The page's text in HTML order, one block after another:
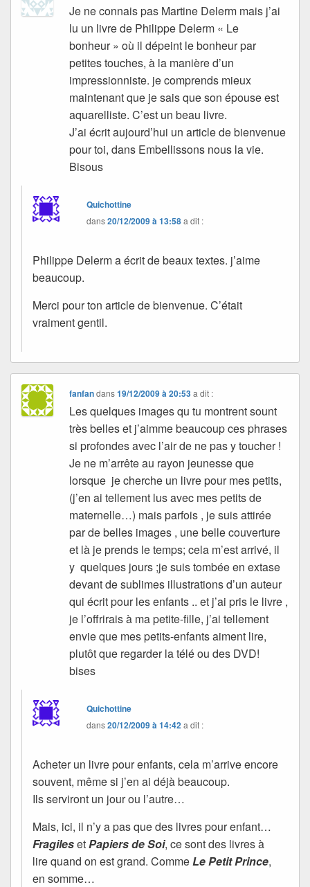
Je ne connais pas Martine Delerm mais j’ai
lu un livre de Philippe Delerm « Le
bonheur » où il dépeint le bonheur par
petites touches, à la manière d’un
impressionniste. je comprends mieux
maintenant que je sais que son épouse est
aquarelliste. C’est un beau livre.
J’ai écrit aujourd’hui un article de bienvenue
pour toi, dans Embellissons nous la vie.
Bisous
Quichottine
dans20/12/2009 à 13:58a dit :
Philippe Delerm a écrit de beaux textes. j’aime
beaucoup.
Merci pour ton article de bienvenue. C’était
vraiment gentil.
fanfandans19/12/2009 à 20:53 a dit :
Les quelques images qu tu montrent sount
très belles et j’aimme beaucoup ces phrases
si profondes avec l’air de ne pas y toucher !
Je ne m’arrête au rayon jeunesse que
lorsque je cherche un livre pour mes petits,
(j’en ai tellement lus avec mes petits de
maternelle…) mais parfois , je suis attirée
par de belles images , une belle couverture
et là je prends le temps; cela m’est arrivé, il
y quelques jours ;je suis tombée en extase
devant de sublimes illustrations d’un auteur
qui écrit pour les enfants .. et j’ai pris le livre ,
je l’offrirais à ma petite-fille, j’ai tellement
envie que mes petits-enfants aiment lire,
plutôt que regarder la télé ou des DVD!
bises
Quichottine
dans20/12/2009 à 14:42a dit :
Acheter un livre pour enfants, cela m’arrive encore
souvent, même si j’en ai déjà beaucoup.
Ils serviront un jour ou l’autre…
Mais, ici, il n’y a pas que des livres pour enfant…
FragilesetPapiers de Soi, ce sont des livres à
lire quand on est grand. CommeLe Petit Prince,
en somme…